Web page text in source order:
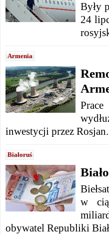
Były
24
Armenia
inwestycji przez Rosjan.
Białoruś
w
obywatel Republiki